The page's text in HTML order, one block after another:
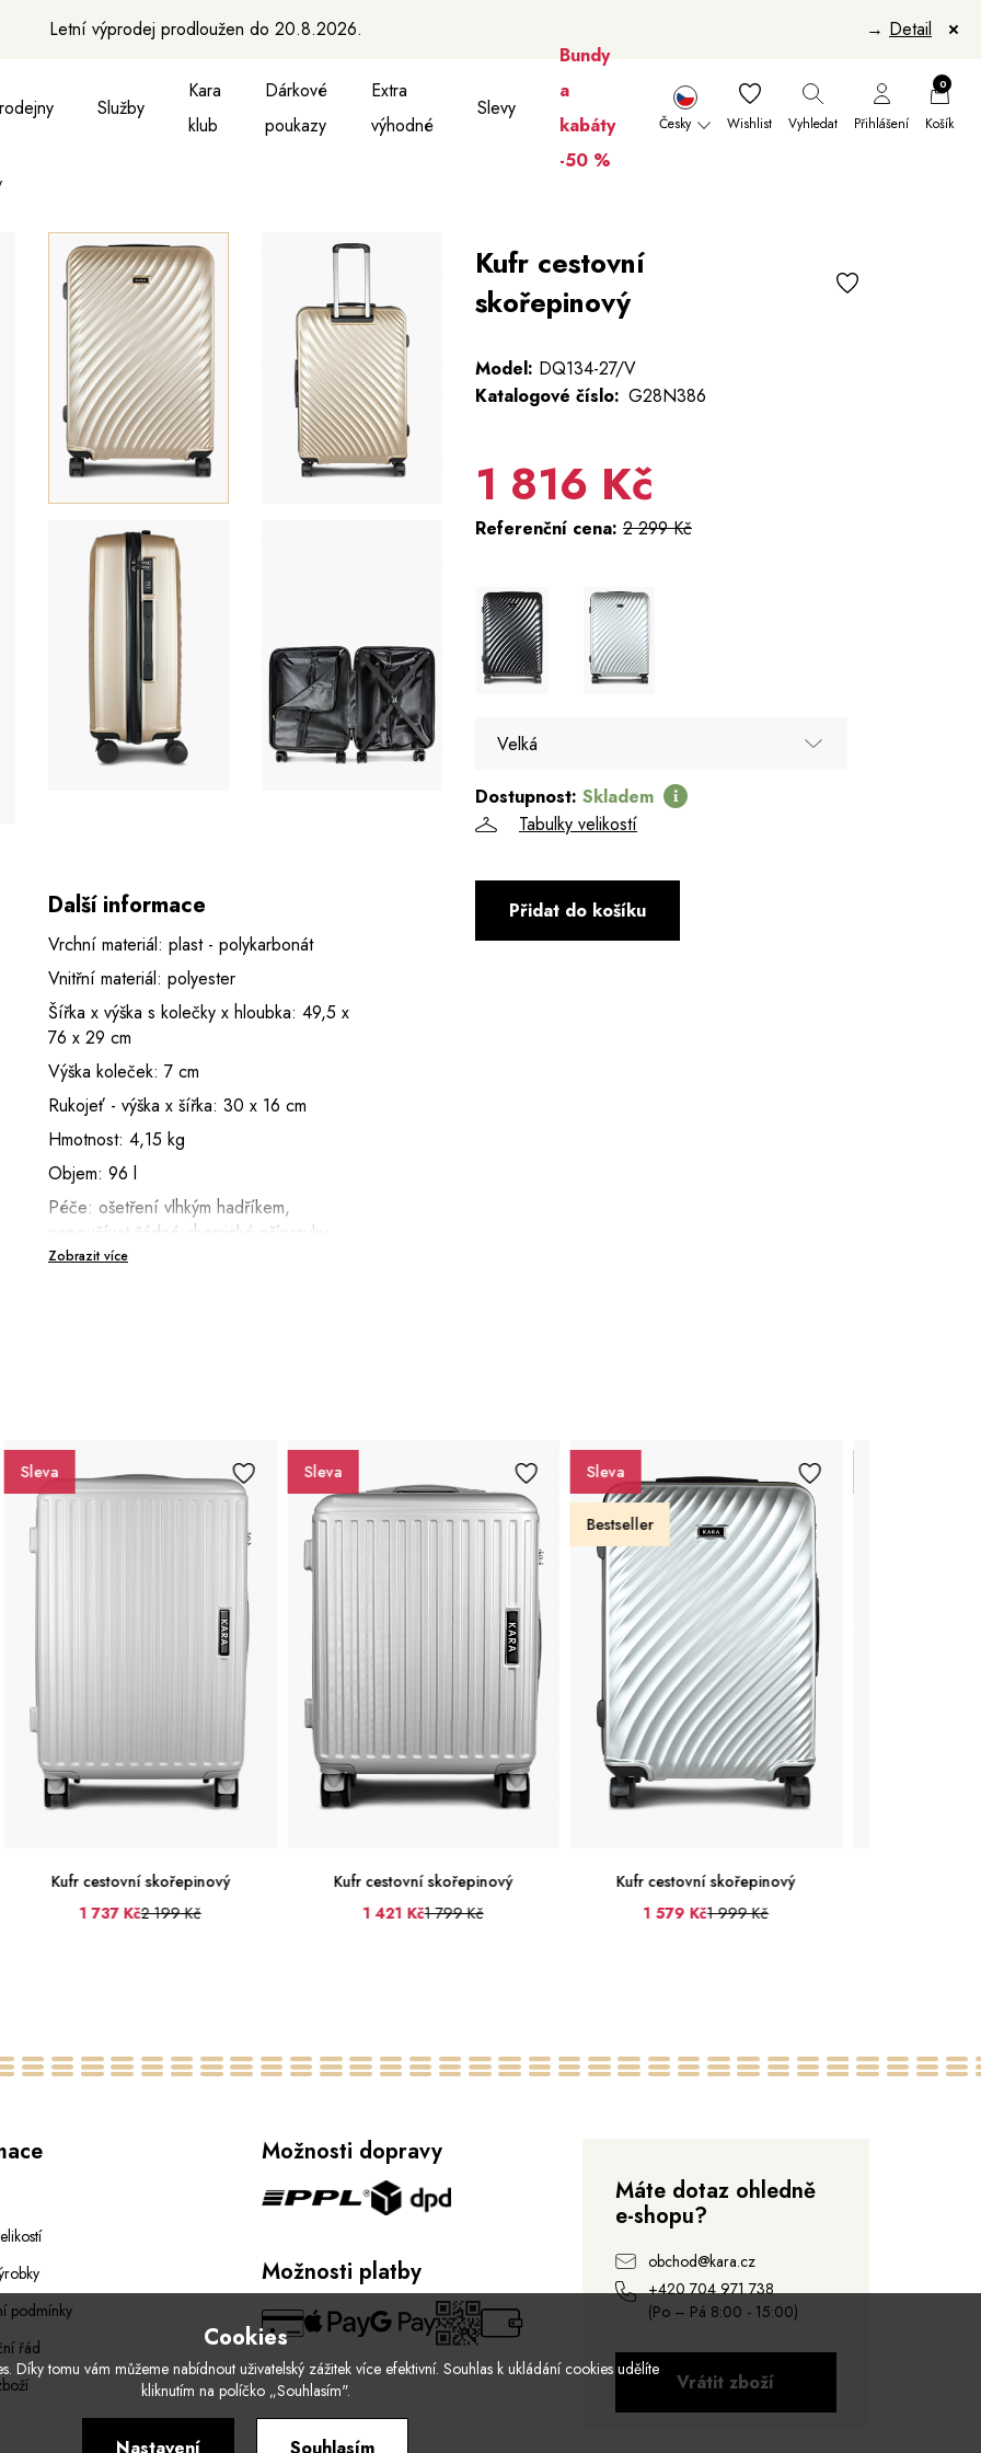
Letní výprodej prodloužen do 20.8.2026. → Detail
vesty a košile
vesty
Služby
Kara
klub
Dárkové
poukazy
Extra
výhodné
Slevy
Bundy
a
kabáty
-50 %
Česky Wishlist Vyhledat Přihlášení
0
Košík
Další informace
Vrchní materiál: plast - polykarbonát
Vnitřní materiál: polyester
Šířka x výška s kolečky x hloubka: 49,5 x
76 x 29 cm
Výška koleček: 7 cm
Rukojeť - výška x šířka: 30 x 16 cm
Hmotnost: 4,15 kg
Objem: 96 l
Péče: ošetření vlhkým hadříkem,
nepoužívat žádné chemické přípravky,
v případě zmoknutí utřít hadříkem do
Zobrazit více
Kufr cestovní
skořepinový
Model: DQ134-27/V
Katalogové číslo: G28N386
1 816 Kč
Referenční cena: 2 299 Kč
Velká
Velká
Dostupnost: Skladem
Tabulky velikostí
Přidat do košíku
Střední
skořepinový
2 199 Kč
Sleva
Malá
Kufr cestovní skořepinový
1 799 Kč
Sleva
Bestseller
Kufr cestovní skořepinový
1 999 Kč
Sleva
Bestseller
Střední
podmínky
řád
Možnosti dopravy
Možnosti platby
Máte dotaz ohledně
e-shopu?
obchod@kara.cz
+420 704 971 738
(Po – Pá 8:00 - 15:00)
Vrátit zboží
Cookies
Díky tomu vám můžeme nabídnout uživatelský zážitek více efektivní. Souhlas k ukládání cookies udělíte
kliknutím na políčko „Souhlasím".